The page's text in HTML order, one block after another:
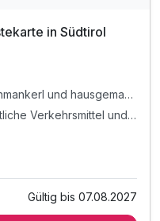
in Südtirol
Frühstückskorb mit Südtiroler Schmankerl und hausgemachten Köstlichkeiten, von Brot über Käse, Wurst und Joghurt ist alles dabei
Südtirol Guest Pass - gratis öffentliche Verkehrsmittel und andere tolle Vergünstigungen
Gültig bis 07.08.2027